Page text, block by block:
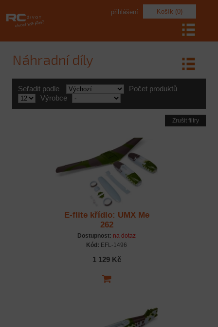
Košík (0)
přihlášení
Náhradní díly
Seřadit podle
Počet produktů
Výrobce
Zrušit filtry
E-flite křídlo: UMX Me
262
Dostupnost: na dotaz
Kód: EFL-1496
1 129 Kč